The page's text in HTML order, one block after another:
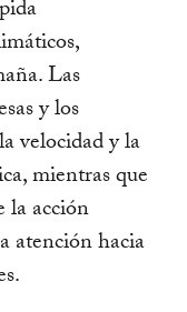
Las
y los
velocidad y la
mientras que
la acción
atención hacia